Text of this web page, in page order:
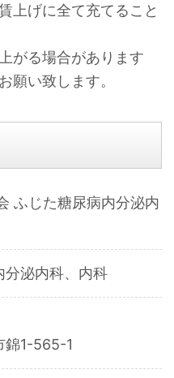
上げに全て充てること
がる場合があります
願い致します。
ふじた糖尿病内分泌内
分泌内科、内科
錦1-565-1